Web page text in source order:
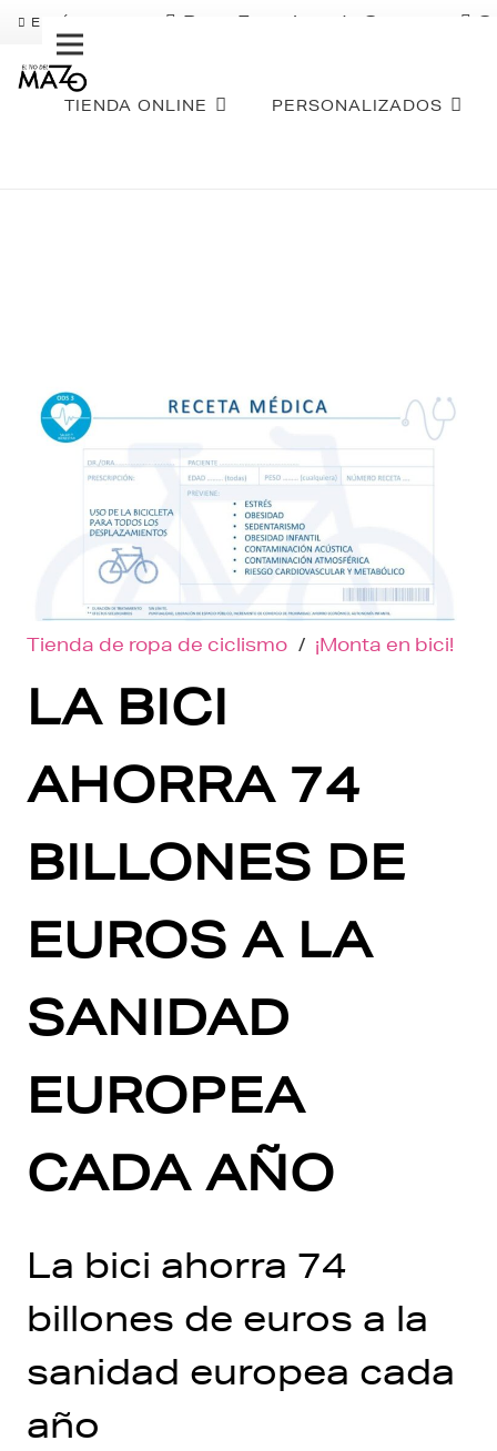
ENVÍO GRATIS Pago Fraccionado Sequra
TIENDA ONLINE PERSONALIZADOS
Tienda de ropa de ciclismo / ¡Monta en bici!
LA BICI
AHORRA 74
BILLONES DE
EUROS A LA
SANIDAD
EUROPEA
CADA AÑO
La bici ahorra 74
billones de euros a la
sanidad europea cada
año